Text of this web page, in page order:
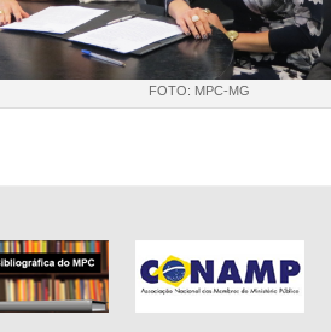
FOTO: MPC-MG